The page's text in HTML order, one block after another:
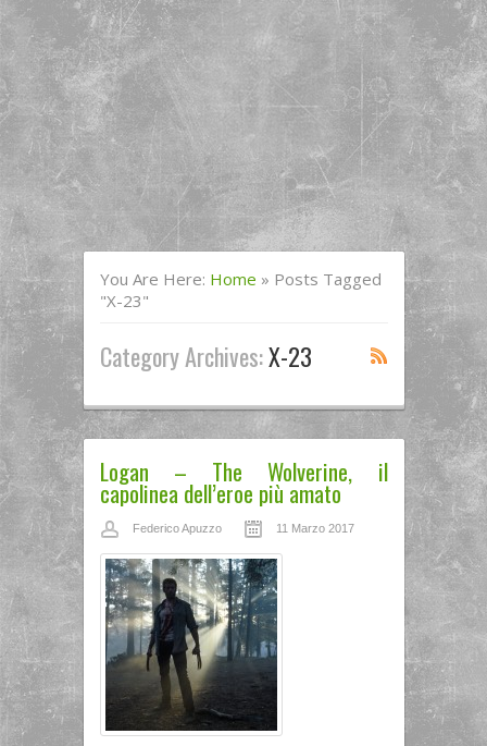
You Are Here: Home » Posts Tagged
"X-23"
Category Archives:X-23
Logan – The Wolverine, il
capolinea dell’eroe più amato
Federico Apuzzo 11 Marzo 2017